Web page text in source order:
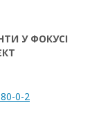
У ФОКУСІ
0-2